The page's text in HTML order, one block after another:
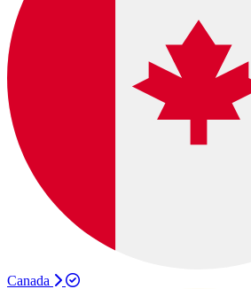
Canada